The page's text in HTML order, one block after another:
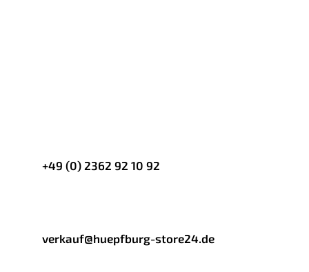
+49 (0) 2362 92 10 92
verkauf@huepfburg-store24.de